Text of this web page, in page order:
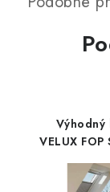
VELUX
nová